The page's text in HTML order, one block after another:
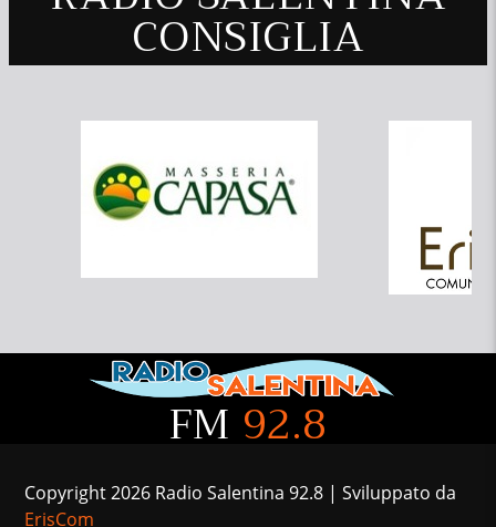
CONSIGLIA
FM 92.8
Copyright 2026 Radio Salentina 92.8 | Sviluppato da
ErisCom